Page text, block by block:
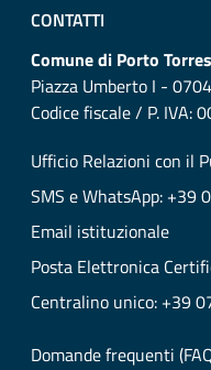
CONTATTI
Comune di Porto Torres
Piazza Umberto I -
Codice fiscale / P. IVA:
Ufficio Relazioni con il
SMS e WhatsApp: +39
Email istituzionale
Posta Elettronica
Centralino unico: +39
Domande frequenti